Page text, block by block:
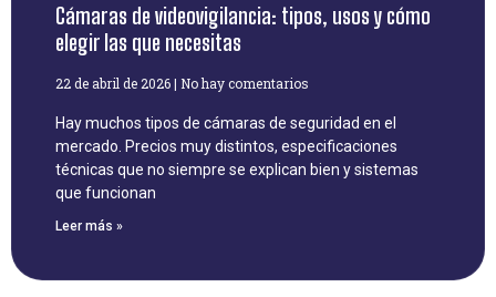
Cámaras de videovigilancia: tipos, usos y cómo
elegir las que necesitas
22 de abril de 2026 No hay comentarios
Hay muchos tipos de cámaras de seguridad en el
mercado. Precios muy distintos, especificaciones
técnicas que no siempre se explican bien y sistemas
que funcionan
Leer más »